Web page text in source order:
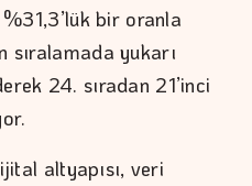
bir oranla
sıralamada yukarı
24. sıradan 21’inci
altyapısı, veri